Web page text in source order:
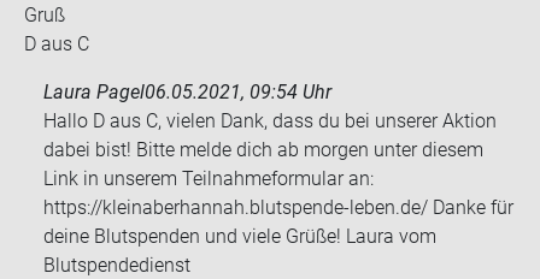
Gruß
D aus C
Laura Pagel06.05.2021, 09:54 Uhr
Hallo D aus C, vielen Dank, dass du bei unserer Aktion
dabei bist! Bitte melde dich ab morgen unter diesem
Link in unserem Teilnahmeformular an:
https://kleinaberhannah.blutspende-leben.de/ Danke für
deine Blutspenden und viele Grüße! Laura vom
Blutspendedienst